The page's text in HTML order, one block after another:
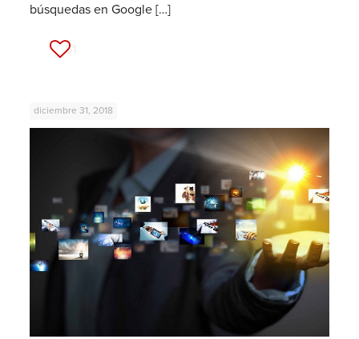
búsquedas en Google[…]
51
diciembre 31, 2018